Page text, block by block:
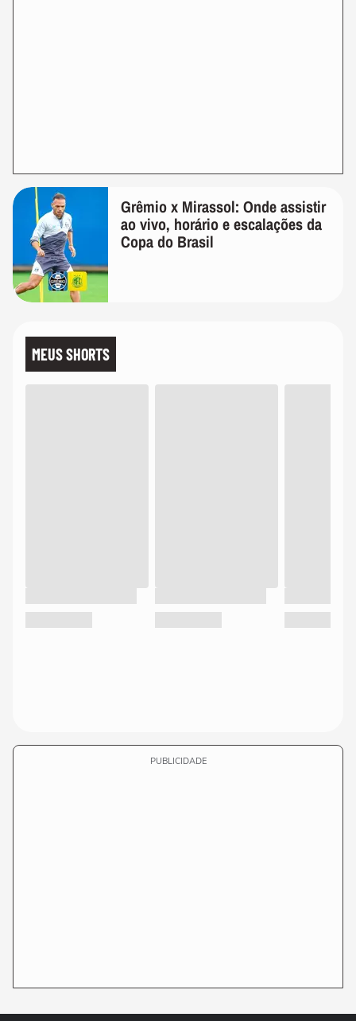
Grêmio x Mirassol: Onde assistir
ao vivo, horário e escalações da
Copa do Brasil
MEUS SHORTS
PUBLICIDADE